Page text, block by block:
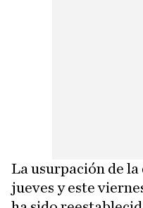
La usurpación de
jueves y este